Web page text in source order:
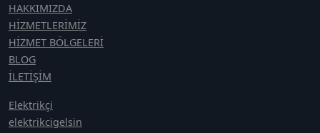
HAKKIMIZDA
HİZMETLERİMİZ
HİZMET BÖLGELERİ
BLOG
İLETİŞİM
Elektrikçi
elektrikcigelsin